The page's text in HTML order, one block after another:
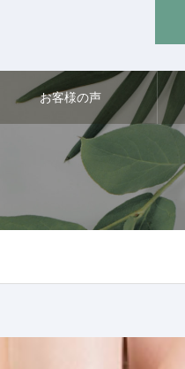
お客様の声